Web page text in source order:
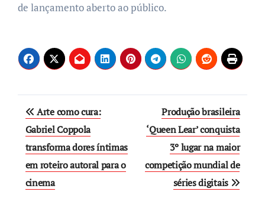
de lançamento aberto ao público.
Post
navigation
Arte como cura:
Gabriel Coppola
transforma dores íntimas
em roteiro autoral para o
cinema
Produção brasileira
‘Queen Lear’ conquista
3º lugar na maior
competição mundial de
séries digitais